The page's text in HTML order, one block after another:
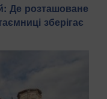
Де розташоване
зберігає